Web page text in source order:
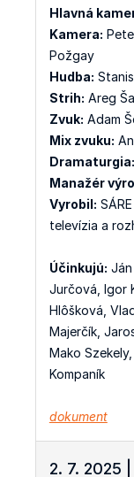
Hlavná
Kamera:
Požgay
Hudba:
Strih: Areg
Zvuk: Adam
Mix zvuku:
Dramaturgia:
Manažér
Vyrobil:
televízia a
Účinkujú:
Jurčová, Igor
Hlôšková,
Majerčík,
Mako
Kompaník
dokument
2. 7. 2025 |